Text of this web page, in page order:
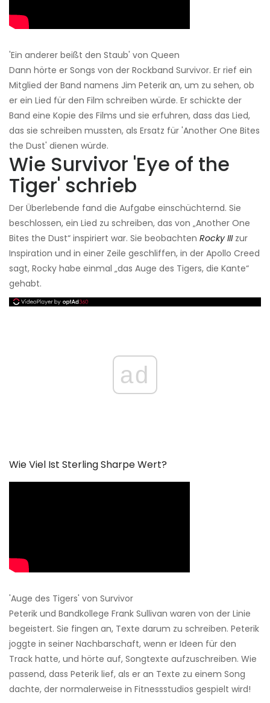
'Ein anderer beißt den Staub' von Queen
Dann hörte er Songs von der Rockband Survivor. Er rief ein
Mitglied der Band namens Jim Peterik an, um zu sehen, ob
er ein Lied für den Film schreiben würde. Er schickte der
Band eine Kopie des Films und sie erfuhren, dass das Lied,
das sie schreiben mussten, als Ersatz für 'Another One Bites
the Dust' dienen würde.
Wie Survivor 'Eye of the
Tiger' schrieb
Der Überlebende fand die Aufgabe einschüchternd. Sie
beschlossen, ein Lied zu schreiben, das von „Another One
Bites the Dust“ inspiriert war. Sie beobachten Rocky III zur
Inspiration und in einer Zeile geschliffen, in der Apollo Creed
sagt, Rocky habe einmal „das Auge des Tigers, die Kante“
gehabt.
ad
Wie Viel Ist Sterling Sharpe Wert?
'Auge des Tigers' von Survivor
Peterik und Bandkollege Frank Sullivan waren von der Linie
begeistert. Sie fingen an, Texte darum zu schreiben. Peterik
joggte in seiner Nachbarschaft, wenn er Ideen für den
Track hatte, und hörte auf, Songtexte aufzuschreiben. Wie
passend, dass Peterik lief, als er an Texte zu einem Song
dachte, der normalerweise in Fitnessstudios gespielt wird!